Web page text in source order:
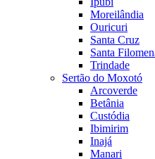
Moreilândia
Ouricuri
Santa Cruz
Santa
Trindade
Sertão do Moxotó
Arcoverde
Betânia
Custódia
Ibimirim
Inajá
Manari